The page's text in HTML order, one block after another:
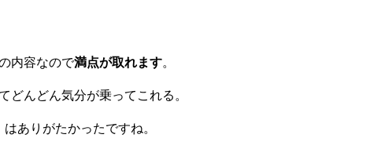
内容なので満点が取れます。
どんどん気分が乗ってこれる。
はありがたかったですね。